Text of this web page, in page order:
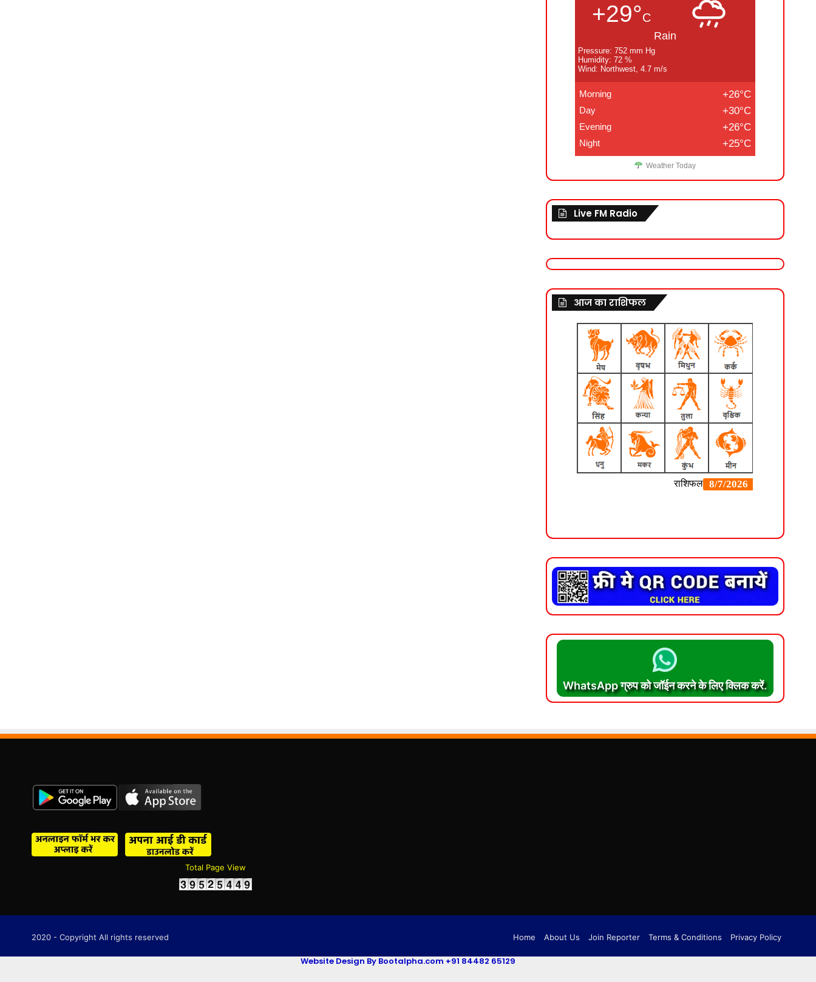
+29°C
Rain
Pressure: 752 mm Hg
Humidity: 72 %
Wind: Northwest, 4.7 m/s
Morning +26°C
Day +30°C
Evening +26°C
Night +25°C
Weather Today
Live FM Radio
आज का राशिफल
WhatsApp ग्रुप को जॉईन करने के लिए क्लिक करें.
Total Page View
2020 - Copyright All rights reserved Home About Us Join Reporter Terms & Conditions Privacy Policy
Website Design By Bootalpha.com +91 84482 65129